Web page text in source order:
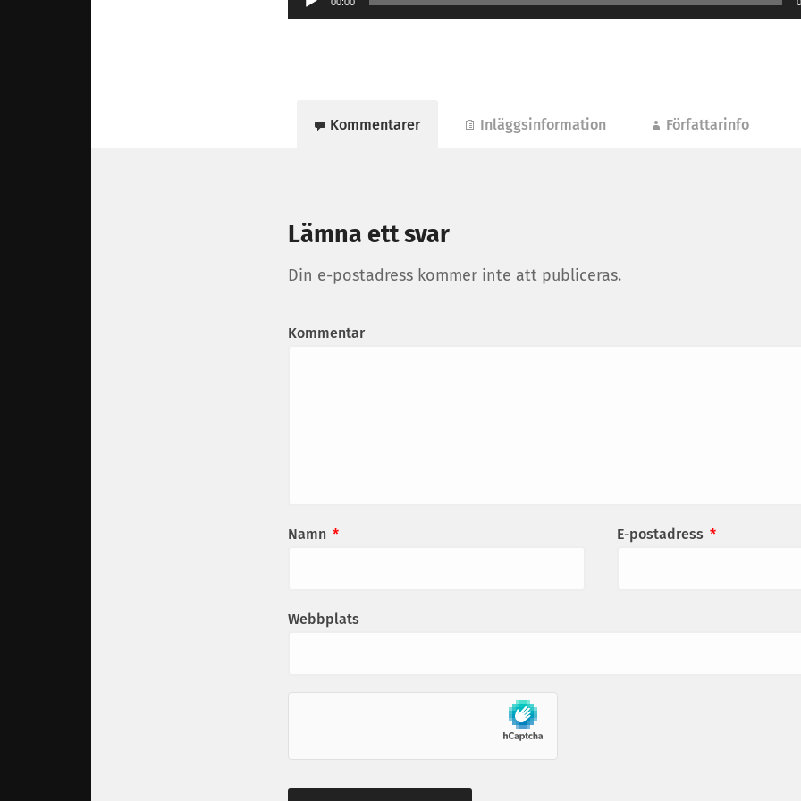
Kommentarer Inläggsinformation Författarinfo
Lämna ett svar
Din e-postadress kommer inte att publiceras.
Kommentar
Namn * E-postadress *
Webbplats